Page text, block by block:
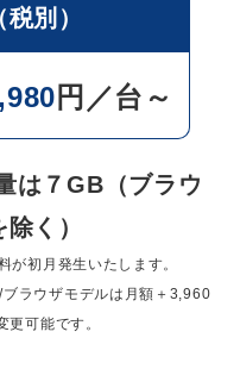
別）
円／台～
は７GB（ブラウ
く）
初月発生いたします。
ラウザモデルは月額＋3,960
更可能です。